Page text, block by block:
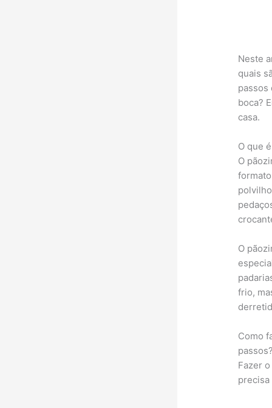
Neste
quais
passos
boca?
casa.
O que
O
O
frio,
Como
passos?
Fazer